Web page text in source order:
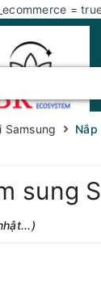
=
Samsung
Nắp
sung